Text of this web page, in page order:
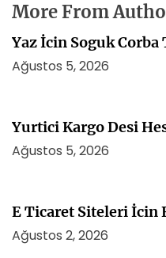
More From
Yaz İcin Soguk
Ağustos 5, 2026
Yurtici Kargo Desi
Ağustos 5, 2026
E Ticaret Siteleri İcin
Ağustos 2, 2026